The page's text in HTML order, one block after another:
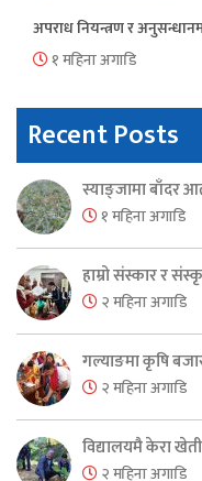
अपराध नियन्त्रण र
१ महिना अगाडि
Recent Posts
स्याङ्जामा बाँदर
१ महिना अगाडि
हाम्रो संस्कार र
२ महिना अगाडि
गल्याङमा कृषि
२ महिना अगाडि
विद्यालयमै केरा खेती
२ महिना अगाडि